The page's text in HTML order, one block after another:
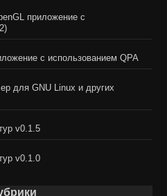
приложение с
с использованием QPA
для GNU Linux и других
v0.1.5
v0.1.0